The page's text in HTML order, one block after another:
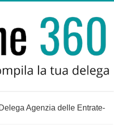
Delega Agenzia delle Entrate-